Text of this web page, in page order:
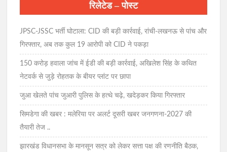
रिलेटेड – पोस्ट
JPSC-JSSC भर्ती घोटाला: CID की बड़ी कार्रवाई, रांची-लखनऊ से पांच और
गिरफ्तार, अब तक कुल 19 आरोपी को CID ने पकड़ा
150 करोड़ हवाला जांच में ईडी की बड़ी कार्रवाई, अखिलेश सिंह के कथित
नेटवर्क से जुड़े रोहतक के बीयर प्लांट पर छापा
जुआ खेलते पांच जुआरी पुलिस के हत्थे चढ़े, खदेड़कर किया गिरफ्तार
सिमडेगा की खबर : मलेरिया पर अलर्ट दूसरी खबर जनगणना-2027 की
तैयारी तेज ..
झारखंड विधानसभा के मानसून सत्र को लेकर सत्ता पक्ष की रणनीति बैठक,